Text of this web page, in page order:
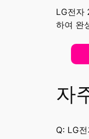
LG전자
하여 완
자
Q: LG